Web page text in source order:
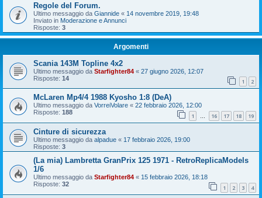
Regole del Forum.
Ultimo messaggio da Giannide « 14 novembre 2019, 19:48
Inviato in Moderazione e Annunci
Risposte: 3
Argomenti
Scania 143M Topline 4x2
Ultimo messaggio da Starfighter84 « 27 giugno 2026, 12:07
Risposte: 14 1 2
McLaren Mp4/4 1988 Kyosho 1:8 (DeA)
Ultimo messaggio da VorreiVolare « 22 febbraio 2026, 12:00
Risposte: 188 1 … 16 17 18 19
Cinture di sicurezza
Ultimo messaggio da alpadue « 17 febbraio 2026, 19:00
Risposte: 3
(La mia) Lambretta GranPrix 125 1971 - RetroReplicaModels
1/6
Ultimo messaggio da Starfighter84 « 15 febbraio 2026, 18:18
Risposte: 32 1 2 3 4